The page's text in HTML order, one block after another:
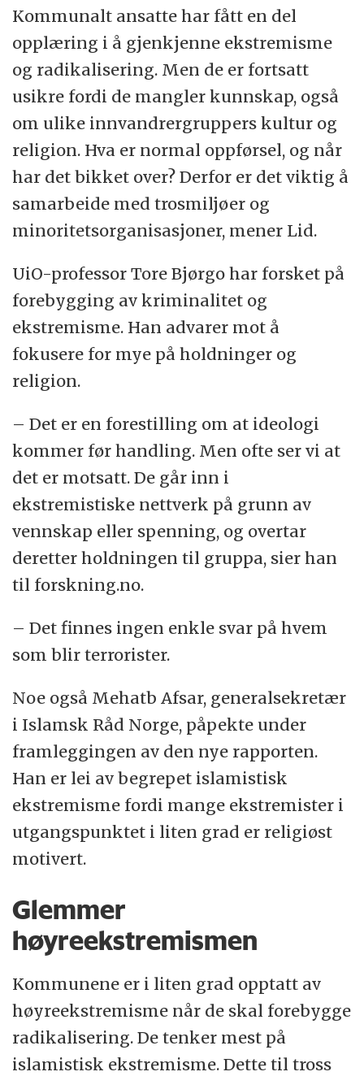
Kommunalt ansatte har fått en del
opplæring i å gjenkjenne ekstremisme
og radikalisering. Men de er fortsatt
usikre fordi de mangler kunnskap, også
om ulike innvandrergruppers kultur og
religion. Hva er normal oppførsel, og når
har det bikket over? Derfor er det viktig å
samarbeide med trosmiljøer og
minoritetsorganisasjoner, mener Lid.
UiO-professor Tore Bjørgo har forsket på
forebygging av kriminalitet og
ekstremisme. Han advarer mot å
fokusere for mye på holdninger og
religion.
– Det er en forestilling om at ideologi
kommer før handling. Men ofte ser vi at
det er motsatt. De går inn i
ekstremistiske nettverk på grunn av
vennskap eller spenning, og overtar
deretter holdningen til gruppa, sier han
til forskning.no.
– Det finnes ingen enkle svar på hvem
som blir terrorister.
Noe også Mehatb Afsar, generalsekretær
i Islamsk Råd Norge, påpekte under
framleggingen av den nye rapporten.
Han er lei av begrepet islamistisk
ekstremisme fordi mange ekstremister i
utgangspunktet i liten grad er religiøst
motivert.
Glemmer
høyreekstremismen
Kommunene er i liten grad opptatt av
høyreekstremisme når de skal forebygge
radikalisering. De tenker mest på
islamistisk ekstremisme. Dette til tross